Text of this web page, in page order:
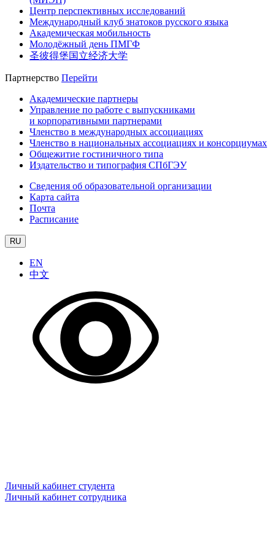
Центр перспективных исследований
Международный клуб знатоков русского языка
Академическая мобильность
Молодёжный день ПМГФ
圣彼得堡国立经济大学
Партнерство Перейти
Академические партнеры
Управление по работе с выпускниками
и корпоративными партнерами
Членство в международных ассоциациях
Членство в национальных ассоциациях и консорциумах
Общежитие гостиничного типа
Издательство и типография СПбГЭУ
Сведения об образовательной организации
Карта сайта
Почта
Расписание
RU
EN
中文
Личный кабинет студента
Личный кабинет сотрудника